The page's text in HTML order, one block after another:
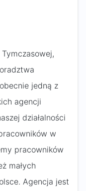
jedną z
agencji
działalności
w
pracowników
małych
Agencja jest